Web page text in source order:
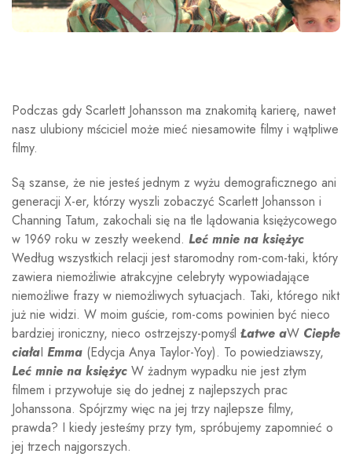
Podczas gdy Scarlett Johansson ma znakomitą karierę, nawet
nasz ulubiony mściciel może mieć niesamowite filmy i wątpliwe
filmy.
Są szanse, że nie jesteś jednym z wyżu demograficznego ani
generacji X-er, którzy wyszli zobaczyć Scarlett Johansson i
Channing Tatum, zakochali się na tle lądowania księżycowego
w 1969 roku w zeszły weekend. Leć mnie na księżyc
Według wszystkich relacji jest staromodny rom-com-taki, który
zawiera niemożliwie atrakcyjne celebryty wypowiadające
niemożliwe frazy w niemożliwych sytuacjach. Taki, którego nikt
już nie widzi. W moim guście, rom-coms powinien być nieco
bardziej ironiczny, nieco ostrzejszy-pomyśl Łatwe aW Ciepłe
ciałaI Emma (Edycja Anya Taylor-Yoy). To powiedziawszy,
Leć mnie na księżyc W żadnym wypadku nie jest złym
filmem i przywołuje się do jednej z najlepszych prac
Johanssona. Spójrzmy więc na jej trzy najlepsze filmy,
prawda? I kiedy jesteśmy przy tym, spróbujemy zapomnieć o
jej trzech najgorszych.